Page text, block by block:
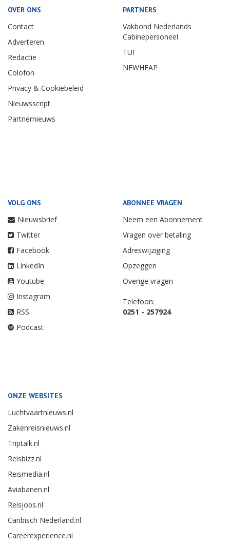
OVER ONS
Contact
Adverteren
Redactie
Colofon
Privacy & Cookiebeleid
Nieuwsscript
Partnernieuws
PARTNERS
Vakbond Nederlands
Cabinepersoneel
TUI
NEWHEAP
VOLG ONS
Nieuwsbrief
Twitter
Facebook
LinkedIn
Youtube
Instagram
RSS
Podcast
ABONNEE VRAGEN
Neem een Abonnement
Vragen over betaling
Adreswijziging
Opzeggen
Overige vragen
Telefoon:
0251 - 257924
ONZE WEBSITES
Luchtvaartnieuws.nl
Zakenreisnieuws.nl
Triptalk.nl
Reisbizz.nl
Reismedia.nl
Aviabanen.nl
Reisjobs.nl
Caribisch Nederland.nl
Careerexperience.nl